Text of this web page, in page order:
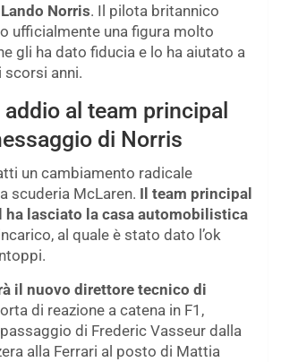
Norris. Il pilota britannico
ufficialmente una figura molto
gli ha dato fiducia e lo ha aiutato a
scorsi anni.
al team principal
di Norris
un cambiamento radicale
scuderia McLaren. Il team principal
ha lasciato la casa automobilistica
al quale è stato dato l’ok
il nuovo direttore tecnico di
di reazione a catena in F1,
di Frederic Vasseur dalla
alla Ferrari al posto di Mattia